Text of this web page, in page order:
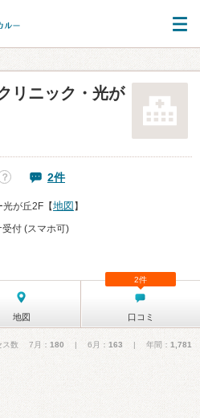
リニック・光が
？ 2件
が丘2F【地図 】
受付 (スマホ可)
地図 口コミ
2件
ス数 7月： 180 | 6月： 163 | 年間： 1,781